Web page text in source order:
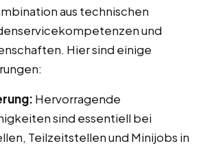
aus technischen
und
Hier sind einige
Hervorragende
sind essentiell bei
Teilzeitstellen und Minijobs in